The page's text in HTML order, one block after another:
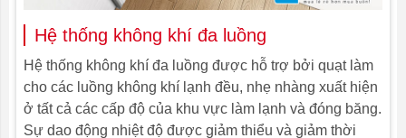
Điện áp
Kích thước 1760 x 600 x 660 mm
Hệ thống không khí đa luồng
Hệ thống không khí đa luồng được hỗ trợ bởi quạt làm
cho các luồng không khí lạnh đều, nhẹ nhàng xuất hiện
ở tất cả các cấp độ của khu vực làm lạnh và đóng băng.
Sự dao động nhiệt độ được giảm thiểu và giảm thời